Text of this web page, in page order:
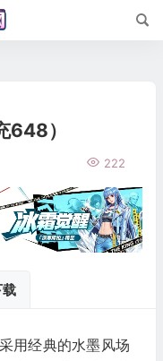
648）
222
用经典的水墨风场